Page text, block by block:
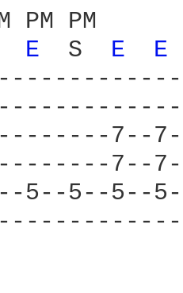
PM PM PM
E S E E
7--
7--
5--5--5--